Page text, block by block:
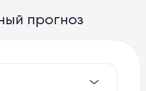
прогноз